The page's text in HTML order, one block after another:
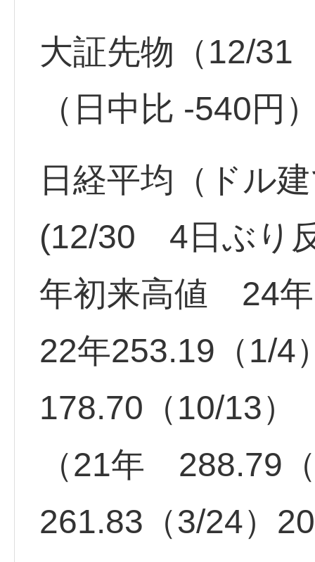
大証先物（12/
（日中比 -540円
日経平均（ドル
(12/30 4日ぶり
年初来高値 24
22年253.19（1/
178.70（10/13）
（21年 288.79
261.83（3/24）